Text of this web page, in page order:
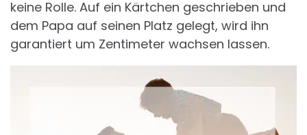
keine Rolle. Auf ein Kärtchen geschrieben und
dem Papa auf seinen Platz gelegt, wird ihn
garantiert um Zentimeter wachsen lassen.